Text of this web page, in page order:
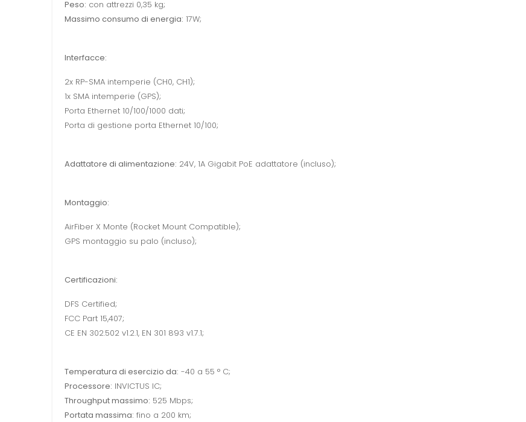
Peso: con attrezzi 0,35 kg;
Massimo consumo di energia: 17W;
Interfacce:
2x RP-SMA intemperie (CH0, CH1);
1x SMA intemperie (GPS);
Porta Ethernet 10/100/1000 dati;
Porta di gestione porta Ethernet 10/100;
Adattatore di alimentazione: 24V, 1A Gigabit PoE adattatore (incluso);
Montaggio:
AirFiber X Monte (Rocket Mount Compatible);
GPS montaggio su palo (incluso);
Certificazioni:
DFS Certified;
FCC Part 15,407;
CE EN 302.502 v1.2.1, EN 301 893 v1.7.1;
Temperatura di esercizio da: -40 a 55 ° C;
Processore: INVICTUS IC;
Throughput massimo: 525 Mbps;
Portata massima: fino a 200 km;